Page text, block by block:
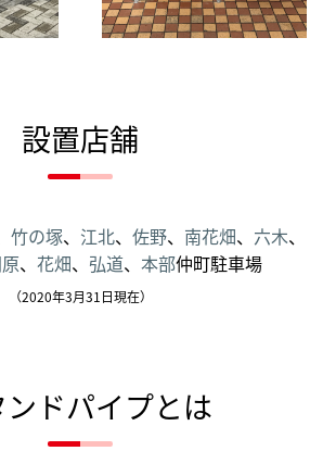
設置店舗
竹の塚、 江北、 佐野、 南花畑、 六木、
、 花畑、 弘道、 本部仲町駐車場
（2020年3月31日現在）
ンドパイプとは